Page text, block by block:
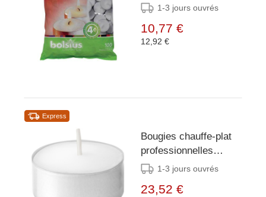
1-3 jours ouvrés
10,77 €
12,92 €
Express
Bougies chauffe-plat
professionnelles
Bolsius 4 heures (lot
1-3 jours ouvrés
23,52 €